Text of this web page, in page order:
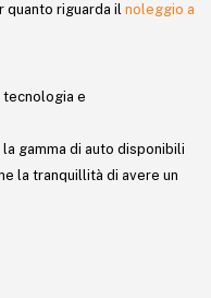
quanto riguarda ilnoleggio a
tecnologia e
gamma di auto disponibili
la tranquillità di avere un